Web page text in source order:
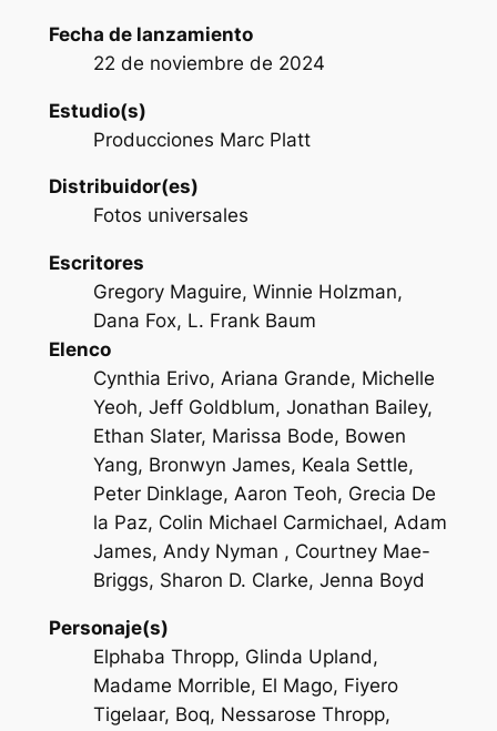
Fecha de lanzamiento
22 de noviembre de 2024
Estudio(s)
Producciones Marc Platt
Distribuidor(es)
Fotos universales
Escritores
Gregory Maguire, Winnie Holzman,
Dana Fox, L. Frank Baum
Elenco
Cynthia Erivo, Ariana Grande, Michelle
Yeoh, Jeff Goldblum, Jonathan Bailey,
Ethan Slater, Marissa Bode, Bowen
Yang, Bronwyn James, Keala Settle,
Peter Dinklage, Aaron Teoh, Grecia De
la Paz, Colin Michael Carmichael, Adam
James, Andy Nyman , Courtney Mae-
Briggs, Sharon D. Clarke, Jenna Boyd
Personaje(s)
Elphaba Thropp, Glinda Upland,
Madame Morrible, El Mago, Fiyero
Tigelaar, Boq, Nessarose Thropp,